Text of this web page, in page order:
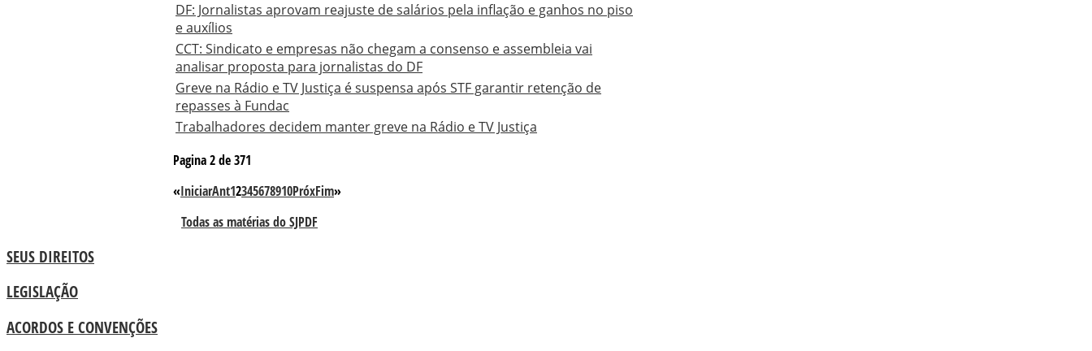
DF: Jornalistas aprovam reajuste de salários pela inflação e ganhos no piso
e auxílios
CCT: Sindicato e empresas não chegam a consenso e assembleia vai
analisar proposta para jornalistas do DF
Greve na Rádio e TV Justiça é suspensa após STF garantir retenção de
repasses à Fundac
Trabalhadores decidem manter greve na Rádio e TV Justiça
Pagina 2 de 371
«IniciarAnt12345678910PróxFim»
Todas as matérias do SJPDF
SEUS DIREITOS
LEGISLAÇÃO
ACORDOS E CONVENÇÕES